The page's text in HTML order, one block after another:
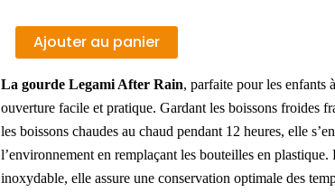
Legami
Gourde
isotherme
Ajouter au panier
La gourde Legami After Rain, parfaite pour les enfants
ouverture facile et pratique. Gardant les boissons froides
les boissons chaudes au chaud pendant 12 heures, elle
l’environnement en remplaçant les bouteilles en plastique.
inoxydable, elle assure une conservation optimale des